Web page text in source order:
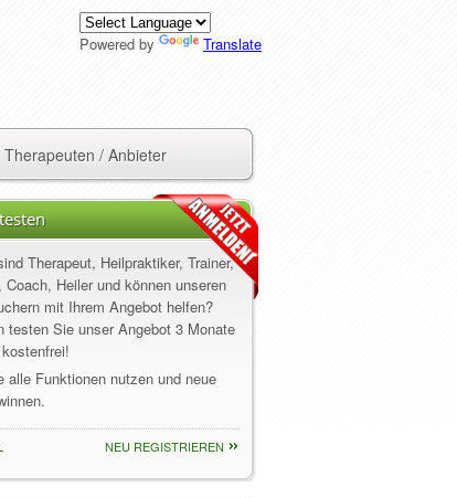
Powered by Translate
Therapeuten / Anbieter
Therapeut, Heilpraktiker, Trainer,
Coach, Heiler und können unseren
mit Ihrem Angebot helfen?
testen Sie unser Angebot 3 Monate
alle Funktionen nutzen und neue
NEU REGISTRIEREN